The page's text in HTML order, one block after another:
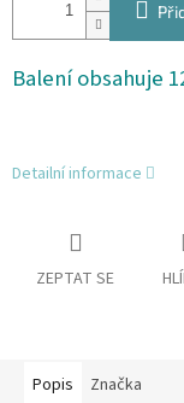
Balení obsahuje
Detailní informace
ZEPTAT SE
Popis Značka